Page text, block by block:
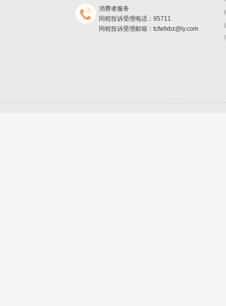
消费者服务
同程投诉受理电话：95711
同程投诉受理邮箱：tcfwfxbz@ly.com